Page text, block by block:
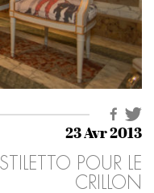
23 Avr 2013
POUR LE
CRILLON